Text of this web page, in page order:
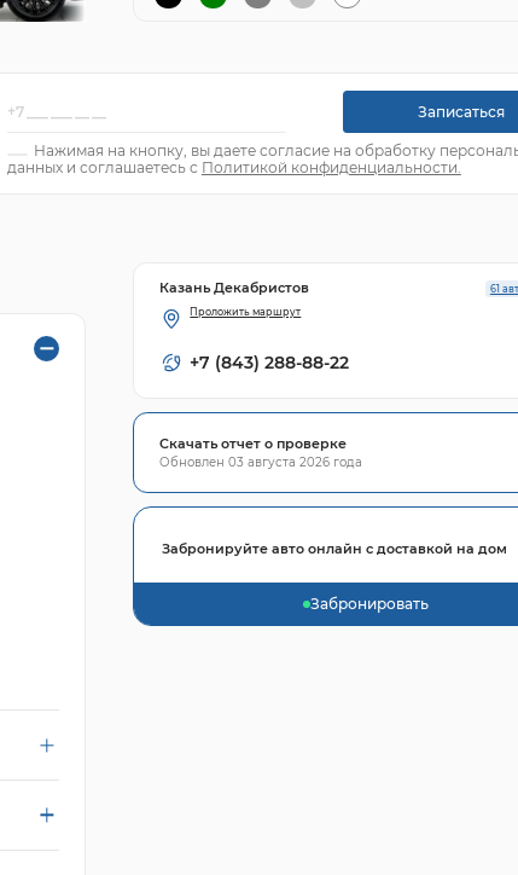
Записаться
Нажимая на кнопку, вы даете согласие на обработку
данных и соглашаетесь с Политикой конфиденциальности.
61
Казань Декабристов
Проложить маршрут
+7 (843) 288-88-22
Скачать отчет о проверке
Обновлен 03 августа 2026 года
Забронируйте авто онлайн с доставкой на дом
Забронировать